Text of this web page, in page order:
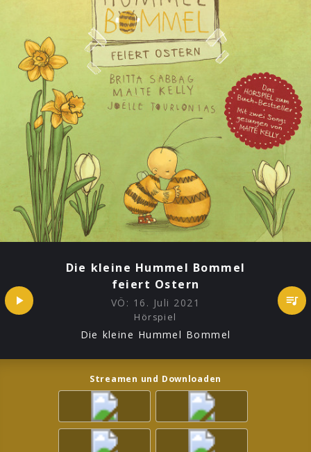
Die kleine Hummel Bommel
feiert Ostern
VÖ: 16. Juli 2021
Hörspiel
Die kleine Hummel Bommel
Streamen und Downloaden